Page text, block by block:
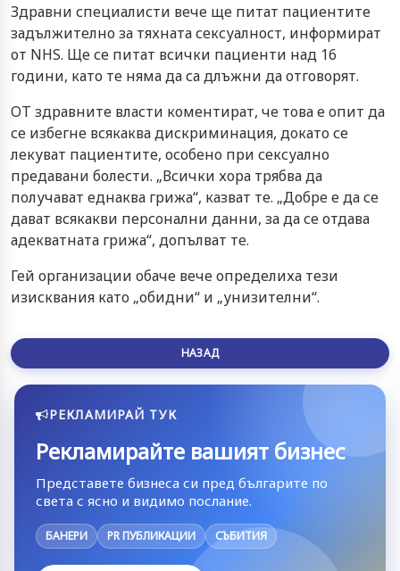
Здравни специалисти вече ще питат пациентите
задължително за тяхната сексуалност, информират
от NHS. Ще се питат всички пациенти над 16
години, като те няма да са длъжни да отговорят.
ОТ здравните власти коментират, че това е опит да
се избегне всякаква дискриминация, докато се
лекуват пациентите, особено при сексуално
предавани болести. „Всички хора трябва да
получават еднаква грижа“, казват те. „Добре е да се
дават всякакви персонални данни, за да се отдава
адекватната грижа“, допълват те.
Гей организации обаче вече определиха тези
изисквания като „обидни“ и „унизителни“.
НАЗАД
РЕКЛАМИРАЙ ТУК
Рекламирайте вашият бизнес
Представете бизнеса си пред българите по
света с ясно и видимо послание.
БАНЕРИ PR ПУБЛИКАЦИИ СЪБИТИЯ